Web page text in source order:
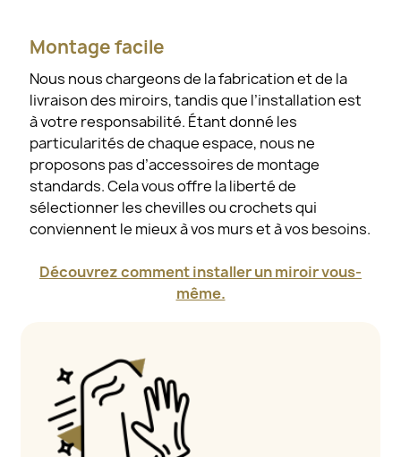
Montage facile
Nous nous chargeons de la fabrication et de la
livraison des miroirs, tandis que l’installation est
à votre responsabilité. Étant donné les
particularités de chaque espace, nous ne
proposons pas d’accessoires de montage
standards. Cela vous offre la liberté de
sélectionner les chevilles ou crochets qui
conviennent le mieux à vos murs et à vos besoins.
Découvrez comment installer un miroir vous-
même.